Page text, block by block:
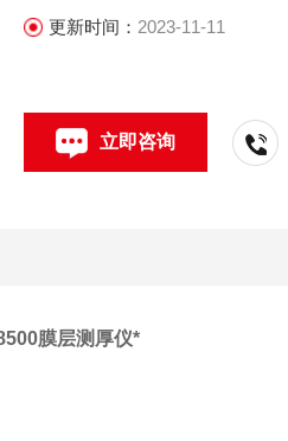
更新时间： 2023-11-11
立即咨询
膜层测厚仪*